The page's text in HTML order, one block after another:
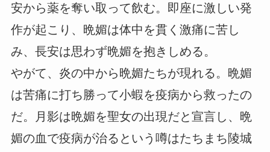
安から薬を奪い取って飲む。即座に激しい発
作が起こり、晩媚は体中を貫く激痛に苦し
み、長安は思わず晩媚を抱きしめる。
やがて、炎の中から晩媚たちが現れる。晩媚
は苦痛に打ち勝って小蝦を疫病から救ったの
だ。月影は晩媚を聖女の出現だと宣言し、晩
媚の血で疫病が治るという噂はたちまち陵城